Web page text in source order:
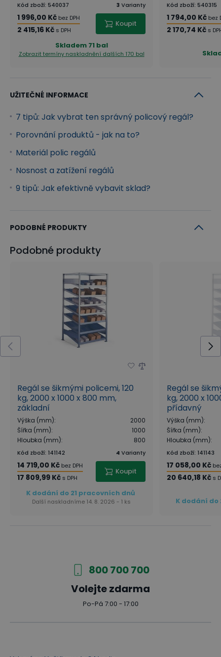
Kód zboží: 540037 3 Varianty
1 996,00 Kč bez DPH
2 415,16 Kč s DPH
Koupit
Skladem 71 bal
Zobrazit termíny naskladnění dalších 170 bal
Kód zboží: 540315
1 794,00 Kč bez
2 170,74 Kč s
UŽITEČNÉ INFORMACE
7 tipů: Jak vybrat ten správný policový regál?
Porovnání produktů - jak na to?
Materiál polic regálů
Nosnost a zatížení regálů
9 tipů: Jak efektivně vybavit sklad?
PODOBNÉ PRODUKTY
Podobné produkty
Regál se šikmými policemi, 120
kg, 2000 x 1000 x 800 mm,
základní
Výška (mm):
2000
Šířka (mm):
1000
Hloubka (mm): 800
Kód zboží: 141142 4 Varianty
14 719,00 Kč bez DPH
17 809,99 Kč s DPH
Koupit
K dodání do 21 pracovních dnů
Další naskladníme 14. 8. 2026 - 1 ks
Regál se
kg, 2000 x
přídavný
Výška (mm):
Šířka (mm):
Hloubka (mm):
Kód zboží: 141143
17 058,00 Kč
20 640,18 Kč s
K dodání do
800 700 700
Volejte zdarma
Po-Pá 7:00 - 17:00